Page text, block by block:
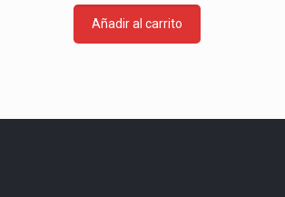
Añadir al carrito